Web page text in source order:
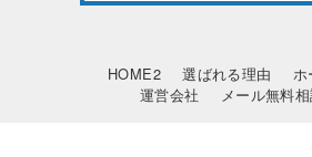
HOME2 選ばれる理由 ホ
運営会社
メール無料